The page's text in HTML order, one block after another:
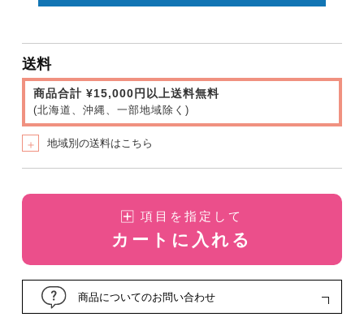
送料
商品合計 ¥15,000円以上送料無料
(北海道、沖縄、一部地域除く)
＋ 地域別の送料はこちら
項目を指定して
カートに入れる
商品についてのお問い合わせ